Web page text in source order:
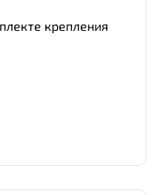
крепления